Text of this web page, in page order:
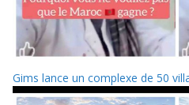
Gims lance un complexe de 50